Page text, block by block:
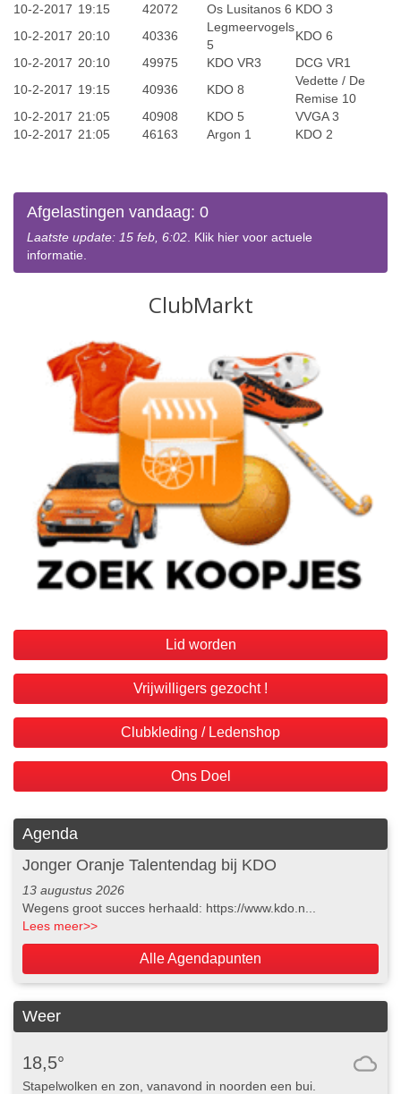
10-2-2017 19:15 42072 Os Lusitanos 6 KDO 3
10-2-2017 20:10 40336
Legmeervogels
5
KDO 6
10-2-2017 20:10 49975 KDO VR3
DCG VR1
10-2-2017 19:15 40936 KDO 8
Vedette / De
Remise 10
10-2-2017 21:05 40908 KDO 5
VVGA 3
10-2-2017 21:05 46163 Argon 1 KDO 2
Afgelastingen vandaag: 0
Laatste update: 15 feb, 6:02. Klik hier voor actuele
informatie.
Lid worden
Vrijwilligers gezocht !
Clubkleding / Ledenshop
Ons Doel
Agenda
Jonger Oranje Talentendag bij KDO
13 augustus 2026
Wegens groot succes herhaald: https://www.kdo.n...
Lees meer>>
Alle Agendapunten
Weer
18,5°
Stapelwolken en zon, vanavond in noorden een bui